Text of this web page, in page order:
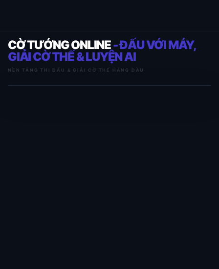
CỜ TƯỚNG ONLINE- ĐẤU VỚI MÁY,
GIẢI CỜ THẾ & LUYỆN AI
NỀN TẢNG THI ĐẤU & GIẢI CỜ THẾ HÀNG ĐẦU